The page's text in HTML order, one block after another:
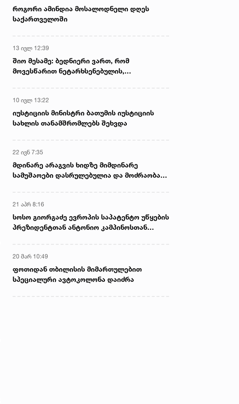
ეპოქაში სხვანაირად ხდება -
პროკურორი
როგორი ამინდია მოსალოდნელი დღეს
საქართველოში
13 ივლ 12:39
შიო მესამე: ბედნიერი ვართ, რომ
მოვესწარით ნეტარხსენებულის,
10 ივლ 13:22
იუსტიციის მინისტრი ბათუმის იუსტიციის
სახლის თანამშრომლებს შეხვდა
22 ივნ 7:35
მდინარე არაგვის ხიდზე მიმდინარე
სამუშაოები დასრულებულია და მოძრაობა
21 აპრ 8:16
სოსო გიორგაძე ევროპის საპატენტო უწყების
პრეზიდენტთან ანტონიო კამპინოსთან
20 მარ 10:49
ფოთიდან თბილისის მიმართულებით
სპეციალური ავტოკოლონა დაიძრა